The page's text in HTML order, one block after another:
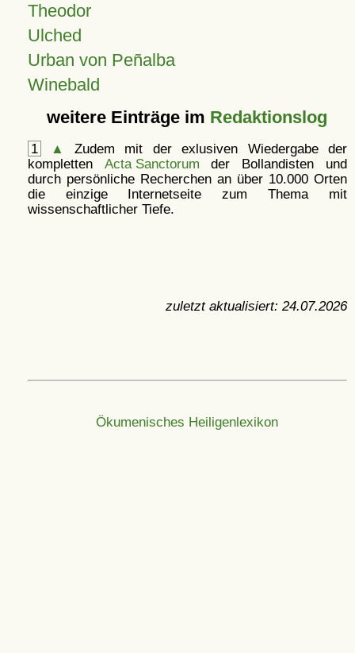
Theodor
Ulched
Urban von Peñalba
Winebald
weitere Einträge im Redaktionslog
1 ▲
Zudem mit der exlusiven Wiedergabe der
kompletten Acta Sanctorum der Bollandisten und
durch persönliche Recherchen an über 10.000 Orten
die einzige Internetseite zum Thema mit
wissenschaftlicher Tiefe.
zuletzt aktualisiert: 24.07.2026
Ökumenisches Heiligenlexikon